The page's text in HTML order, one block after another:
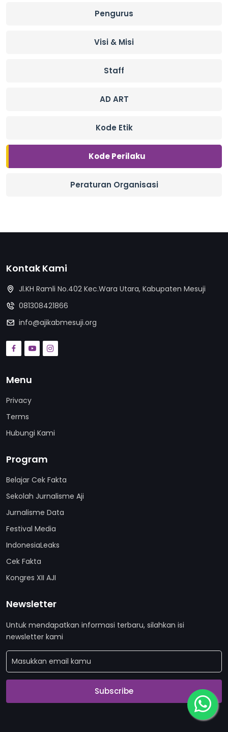
Pengurus
Visi & Misi
Staff
AD ART
Kode Etik
Kode Perilaku
Peraturan Organisasi
Kontak Kami
Jl.KH Ramli No.402 Kec.Wara Utara, Kabupaten Mesuji
081308421866
info@ajikabmesuji.org
Menu
Privacy
Terms
Hubungi Kami
Program
Belajar Cek Fakta
Sekolah Jurnalisme Aji
Jurnalisme Data
Festival Media
IndonesiaLeaks
Cek Fakta
Kongres XII AJI
Newsletter
Untuk mendapatkan informasi terbaru, silahkan isi
newsletter kami
Subscribe